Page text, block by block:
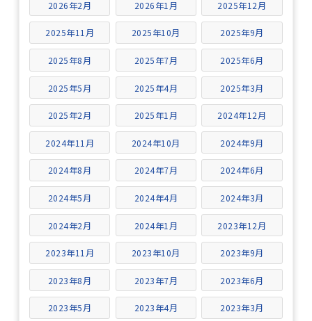
2026年2月 2026年1月 2025年12月
2025年11月 2025年10月 2025年9月
2025年8月 2025年7月 2025年6月
2025年5月 2025年4月 2025年3月
2025年2月 2025年1月 2024年12月
2024年11月 2024年10月 2024年9月
2024年8月 2024年7月 2024年6月
2024年5月 2024年4月 2024年3月
2024年2月 2024年1月 2023年12月
2023年11月 2023年10月 2023年9月
2023年8月 2023年7月 2023年6月
2023年5月 2023年4月 2023年3月